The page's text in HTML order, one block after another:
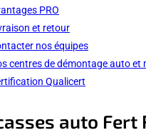
PRO
et retour
nos équipes
centres de démontage auto et
Qualicert
auto Fert